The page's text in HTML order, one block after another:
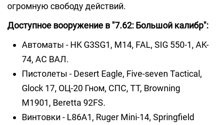
огромную свободу действий.
Доступное вооружение в "7.62: Большой калибр":
Автоматы - HK G3SG1, M14, FAL, SIG 550-1, AK-
74, АС ВАЛ.
Пистолеты - Desert Eagle, Five-seven Tactical,
Glock 17, ОЦ-20 Гном, СПС, TT, Browning
M1901, Beretta 92FS.
Винтовки - L86A1, Ruger Mini-14, Springfield